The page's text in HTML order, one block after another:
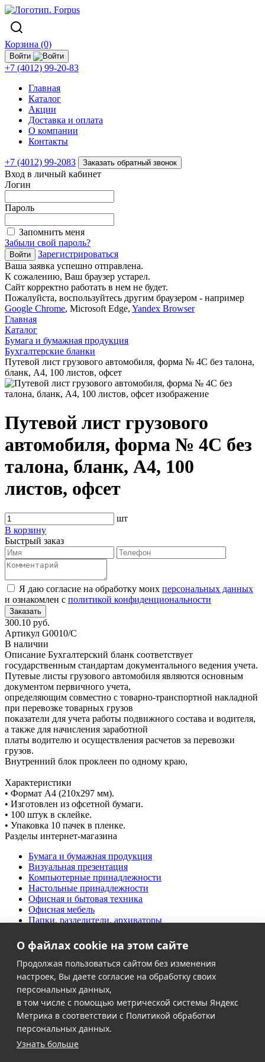
Корзина (0)
Войти
+7 (4012) 99-20-83
Главная
Каталог
Акции
Доставка и оплата
О компании
Контакты
+7 (4012) 99-2083 Заказать обратный звонок
Вход в личный кабинет
Логин
Пароль
Запомнить меня
Забыли свой пароль?
Зарегистрироваться
Ваша заявка успешно отправлена.
К сожалению, Ваш браузер устарел.
Сайт корректно работать в нем не будет.
Пожалуйста, воспользуйтесь другим браузером - например
Google Chrome, Microsoft Edge, Yandex Browser
Главная
Каталог
Бумага и бумажная продукция
Бухгалтерские бланки
Путевой лист грузового автомобиля, форма № 4C без талона,
бланк, А4, 100 листов, офсет
Путевой лист грузового
автомобиля, форма № 4C без
талона, бланк, А4, 100
листов, офсет
шт
В корзину
Быстрый заказ
Я даю согласие на обработку моих персональных данных
и ознакомлен с политикой конфиденциональности
300.10 руб.
Артикул G0010/C
В наличии
Описание Бухгалтерский бланк соответствует
государственным стандартам документального ведения учета.
Путевые листы грузового автомобиля являются основным
документом первичного учета,
определяющим совместно с товарно-транспортной накладной
при перевозке товарных грузов
показатели для учета работы подвижного состава и водителя,
а также для начисления заработной
платы водителю и осуществления расчетов за перевозки
грузов.
Внутренний блок проклеен по одному краю,
Характеристики
• Формат А4 (210х297 мм).
• Изготовлен из офсетной бумаги.
• 100 штук в склейке.
• Упаковка 10 пачек в пленке.
Разделы интернет-магазина
Бумага и бумажная продукция
Визуальная презентация
Компьютерные принадлежности
Настольные принадлежности
Офисная и бытовая техника
Офисная мебель
Папки, разделители, архиваторы
Продукты питания
Творческий офис
Дезинфекция и антисептики
Хозяйственные товары
Школьно-письменные товары
Клиентам
Акции
Контакты
Доставка и оплата
О файлах cookie на этом сайте
Продолжая пользоваться сайтом без изменения
настроек, Вы даете согласие на обработку своих
персональных данных,
в том числе с помощью метрической системы Яндекс
Метрика в соответствии с Политикой обработки
персональных данных.
Узнать больше